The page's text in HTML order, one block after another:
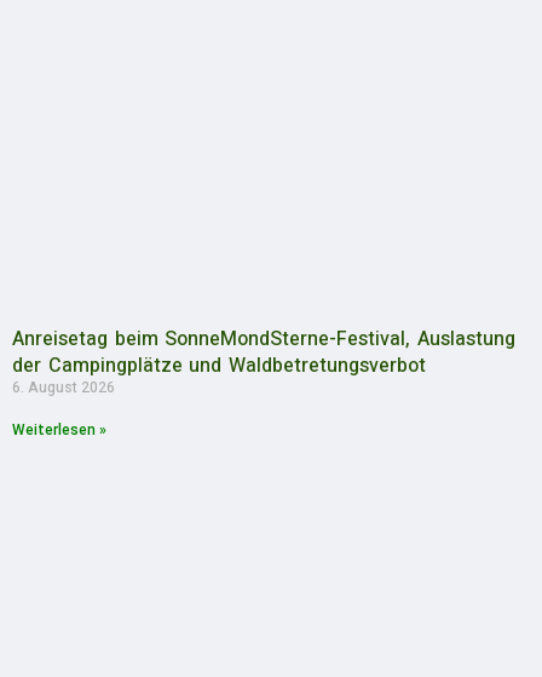
Anreisetag beim SonneMondSterne-Festival, Auslastung
der Campingplätze und Waldbetretungsverbot
6. August 2026
Weiterlesen »